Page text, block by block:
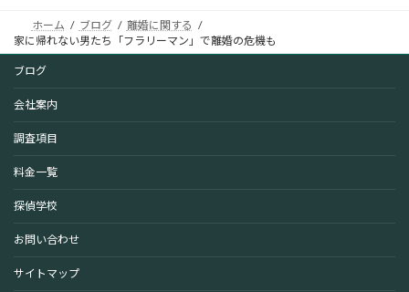
ホーム ブログ
離婚に関する
家に帰れない男たち「フラリーマン」で離婚の危機も
ブログ
会社案内
調査項目
料金一覧
探偵学校
お問い合わせ
サイトマップ